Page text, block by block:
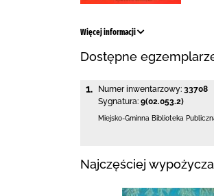
Więcej informacji
Dostępne
1. Numer inwentarzowy: 33708
Sygnatura: 9(02.053.2)
Miejsko-Gminna Biblioteka
Najczęściej